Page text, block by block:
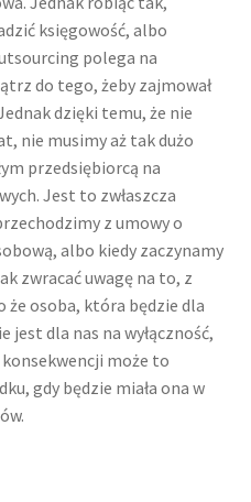
księgowość, albo
polega na
do tego, żeby zajmował
dzięki temu, że nie
nie musimy aż tak dużo
przedsiębiorcą na
Jest to zwłaszcza
z umowy o
albo kiedy zaczynamy
zwracać uwagę na to, z
że osoba, która będzie dla
jest dla nas na wyłączność,
może to
gdy będzie miała ona w